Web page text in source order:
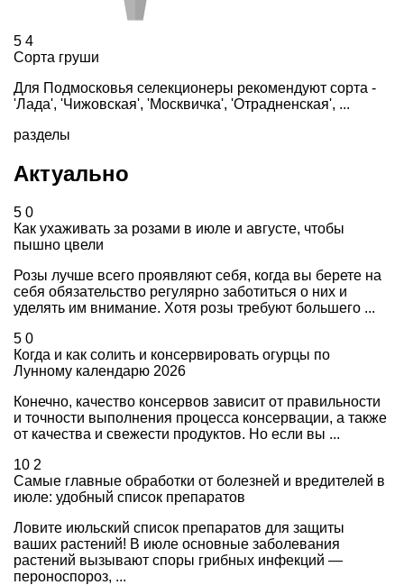
5 4
Сорта груши
Для Подмосковья селекционеры рекомендуют сорта -
'Лада', 'Чижовская', 'Москвичка', 'Отрадненская', ...
разделы
Актуально
5 0
Как ухаживать за розами в июле и августе, чтобы
пышно цвели
Розы лучше всего проявляют себя, когда вы берете на
себя обязательство регулярно заботиться о них и
уделять им внимание. Хотя розы требуют большего ...
5 0
Когда и как солить и консервировать огурцы по
Лунному календарю 2026
Конечно, качество консервов зависит от правильности
и точности выполнения процесса консервации, а также
от качества и свежести продуктов. Но если вы ...
10 2
Самые главные обработки от болезней и вредителей в
июле: удобный список препаратов
Ловите июльский список препаратов для защиты
ваших растений! В июле основные заболевания
растений вызывают споры грибных инфекций —
пероноспороз, ...